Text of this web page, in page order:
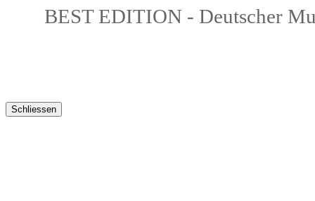
BEST EDITION - Deutscher
Schliessen